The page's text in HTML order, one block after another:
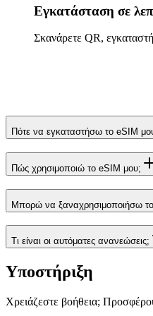
Εγκατάσταση σε
Σκανάρετε QR,
Πότε να εγκαταστήσω το eSIM
Πώς χρησιμοποιώ το eSIM μου;
Μπορώ να ξαναχρησιμοποιήσω
Τι είναι οι αυτόματες ανανεώσεις;
Υποστήριξη
Χρειάζεστε βοήθεια;